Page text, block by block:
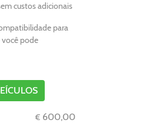
custos adicionais
para
você pode
€ 600,00